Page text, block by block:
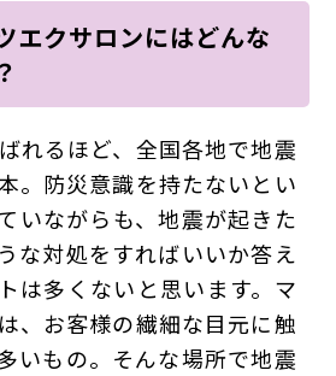
エクサロンにはどんな
れるほど、全国各地で地震
。防災意識を持たないとい
いながらも、地震が起きた
な対処をすればいいか答え
は多くないと思います。マ
、お客様の繊細な目元に触
いもの。そんな場所で地震